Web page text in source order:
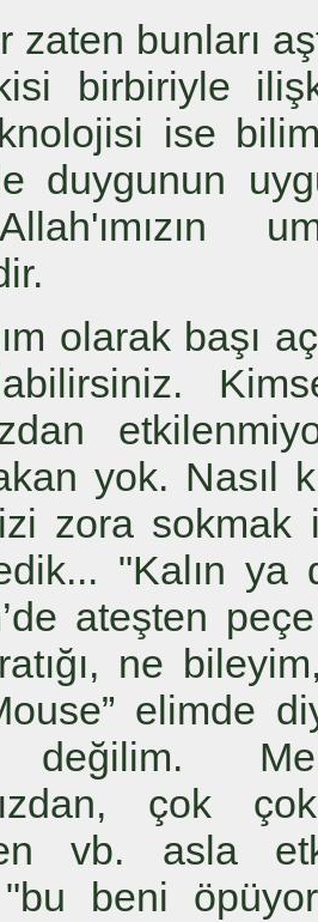
zaten bunları
birbiriyle
ise
duygunun
olarak başı
yok. Nasıl
zora sokmak
"Kalın
ateşten
ne
elimde
değilim.
çok
vb. asla
"bu beni